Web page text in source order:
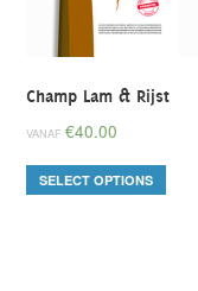
Champ Lam & Rijst
VANAF€40.00
SELECT OPTIONS